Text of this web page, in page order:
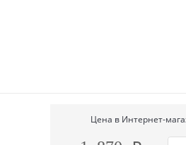
Цена в Интернет-